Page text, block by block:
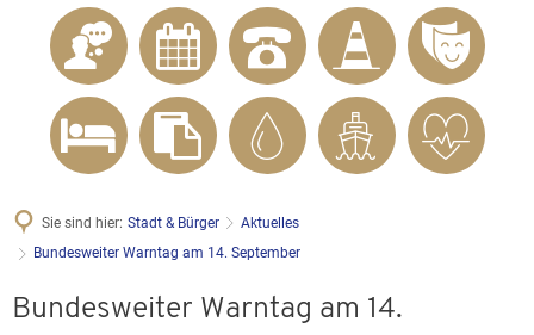
Sie sind hier: Stadt & Bürger
Aktuelles
Bundesweiter Warntag am 14. September
Bundesweiter Warntag am 14.